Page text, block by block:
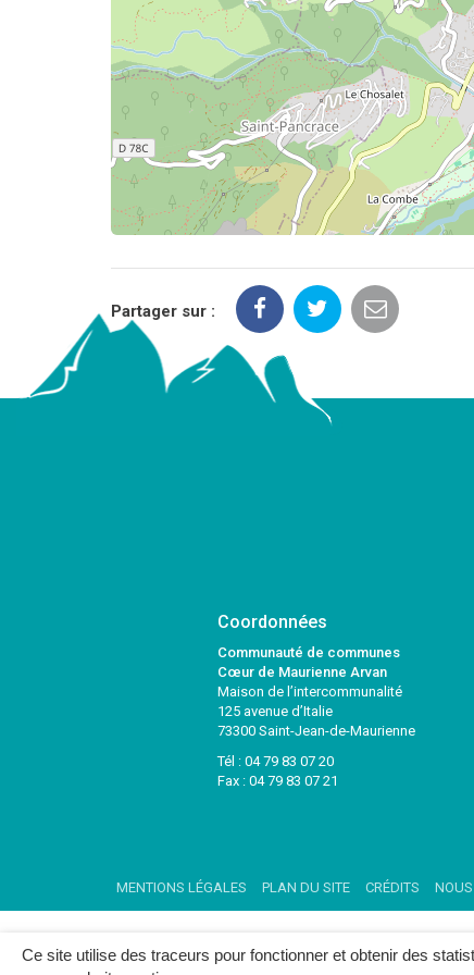
Ce site utilise des traceurs pour fonctionner et obtenir des
Partager sur :
Coordonnées
Communauté de communes
Cœur de Maurienne Arvan
Maison de l’intercommunalité
125 avenue d’Italie
73300 Saint-Jean-de-Maurienne
Tél : 04 79 83 07 20
Fax : 04 79 83 07 21
MENTIONS LÉGALES PLAN DU SITE CRÉDITS